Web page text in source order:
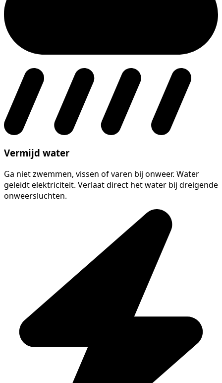
Vermijd water
Ga niet zwemmen, vissen of varen bij onweer. Water
geleidt elektriciteit. Verlaat direct het water bij dreigende
onweersluchten.